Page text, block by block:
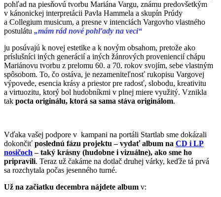
pohľad na piesňovú tvorbu Mariána Vargu, známu predovšetkým
v kánonickej interpretácii Pavla Hammela a skupín Prúdy
a Collegium musicum, a presne v intenciách Vargovho vlastného
postulátu „mám rád nové pohľady na veci“
ju posúvajú k novej estetike a k novým obsahom, pretože ako
príslušníci iných generácií a iných žánrových proveniencií chápu
Mariánovu tvorbu z prelomu 60. a 70. rokov svojím, sebe vlastným
spôsobom. To, čo ostáva, je nezameniteľnosť rukopisu Vargovej
výpovede, esencia krásy a priestor pre radosť, slobodu, kreativitu
a virtuozitu, ktorý bol hudobníkmi v plnej miere využitý. Vznikla
tak pocta originálu, ktorá sa sama stáva originálom.
Vďaka vašej podpore v kampani na portáli Startlab sme dokázali
dokončiť poslednú fázu projektu – vydať album na CD i LP
nosičoch – taký krásny (hudobne i vizuálne), ako sme ho
pripravili. Teraz už čakáme na dotlač druhej várky, keďže tá prvá
sa rozchytala počas jesenného turné.
Už na začiatku decembra nájdete album v: